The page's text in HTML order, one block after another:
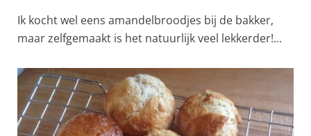
Ik kocht wel eens amandelbroodjes bij de bakker,
maar zelfgemaakt is het natuurlijk veel lekkerder!...